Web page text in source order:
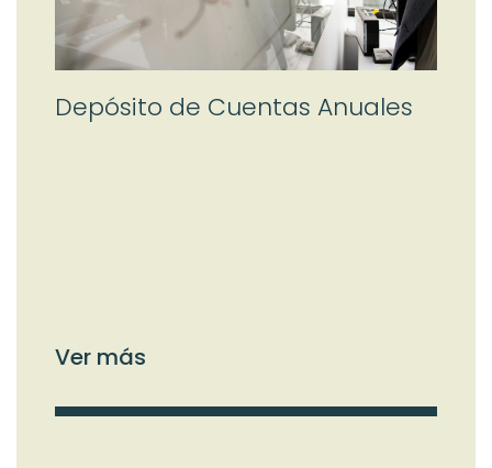
Depósito de Cuentas Anuales
Ver más